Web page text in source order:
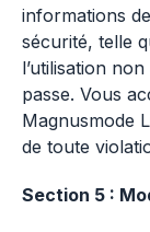
informations
sécurité, telle
l’utilisation
passe. Vous
Magnusmode
de toute
Section 5 :